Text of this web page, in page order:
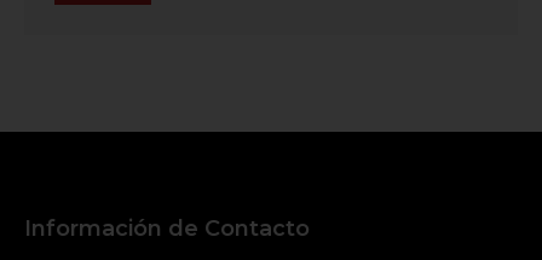
Información de Contacto